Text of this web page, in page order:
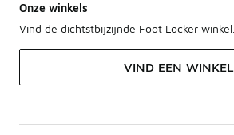
Onze winkels
Vind de dichtstbijzijnde Foot Locker winkel.
VIND EEN WINKEL